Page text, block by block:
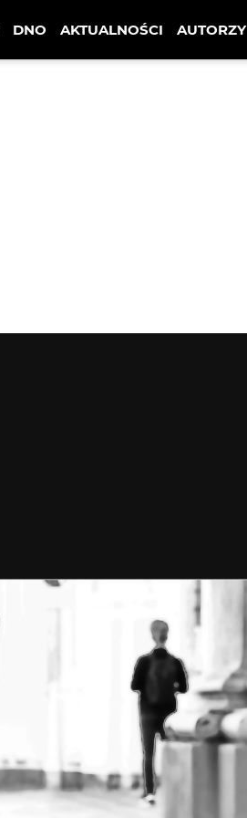
DNO AKTUALNOŚCI AUTORZY